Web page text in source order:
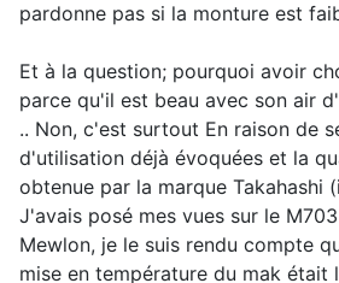
pardonne pas si la monture est
Et à la question; pourquoi avoir
parce qu'il est beau avec son air
.. Non, c'est surtout En raison de
d'utilisation déjà évoquées et la
obtenue par la marque Takahashi
J'avais posé mes vues sur le
Mewlon, je le suis rendu compte
mise en température du mak était